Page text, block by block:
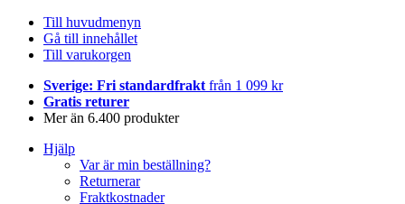
Till huvudmenyn
Gå till innehållet
Till varukorgen
Sverige: Fri standardfrakt från 1 099 kr
Gratis returer
Mer än 6.400 produkter
Hjälp
Var är min beställning?
Returnerar
Fraktkostnader